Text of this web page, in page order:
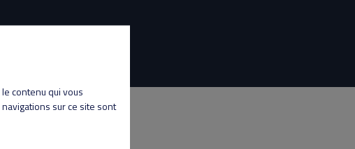
contenu qui vous
sur ce site sont